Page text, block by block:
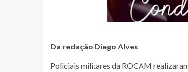
Da redação Diego Alves
Policiais militares da ROCAM